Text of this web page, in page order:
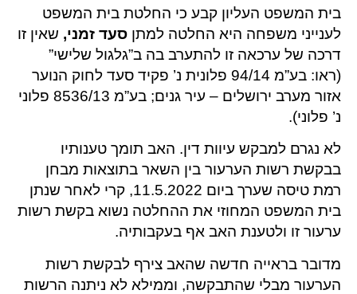
בית המשפט העליון קבע כי החלטת בית המשפט
לענייני משפחה היא החלטה למתן סעד זמני, שאין זו
דרכה של ערכאה זו להתערב בה ב”גלגול שלישי”
(ראו: בע”מ 94/14 פלונית נ’ פקיד סעד לחוק הנוער
אזור מערב ירושלים – עיר גנים; בע”מ 8536/13 פלוני
נ’ פלוני).
לא נגרם למבקש עיוות דין. האב תומך טענותיו
בבקשת רשות הערעור בין השאר בתוצאות מבחן
רמת טיסה שערך ביום 11.5.2022, קרי לאחר שנתן
בית המשפט המחוזי את ההחלטה נשוא בקשת רשות
ערעור זו ולטענת האב אף בעקבותיה.
מדובר בראייה חדשה שהאב צירף לבקשת רשות
הערעור מבלי שהתבקשה, וממילא לא ניתנה הרשות